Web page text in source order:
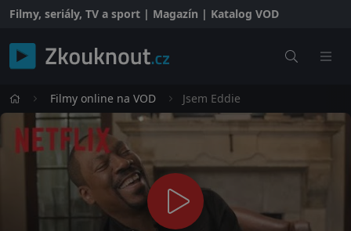
Filmy, seriály, TV a sport | Magazín | Katalog VOD
Filmy online na VOD Jsem Eddie